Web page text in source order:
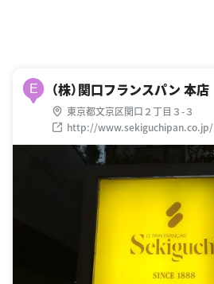
E （株）関口フランスパン 本店
東京都文京区関口２丁目３-３
http://www.sekiguchipan.co.jp/